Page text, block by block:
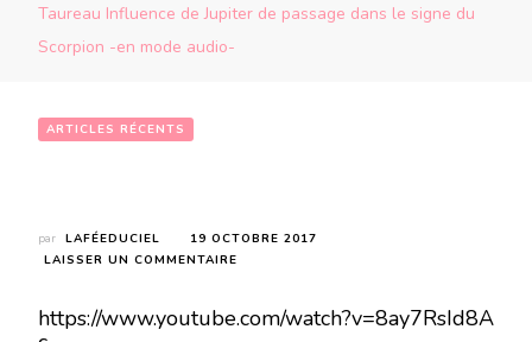
Taureau Influence de Jupiter de passage dans le signe du
Scorpion -en mode audio-
ARTICLES RÉCENTS
par LAFÉEDUCIEL
19 OCTOBRE 2017
LAISSER UN COMMENTAIRE
DE
https://www.youtube.com/watch?v=8ay7RsId8A